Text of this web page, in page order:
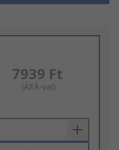
7939 Ft
(ÁFÁ-val)